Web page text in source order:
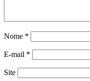
Nome *
E-mail *
Site